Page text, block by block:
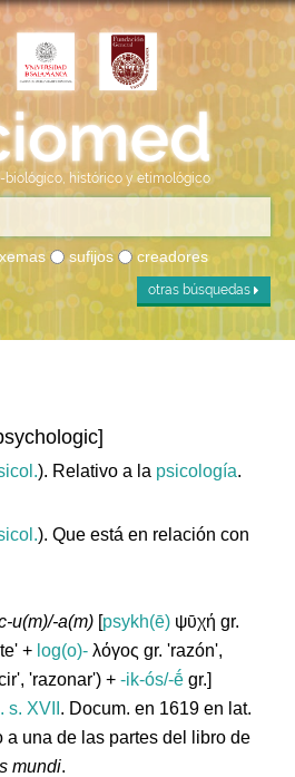
biológico, histórico y etimológico
sufijos creadores
otras búsquedas
). Relativo a la psicología.
). Que está en relación con
u(m)/-a(m) [psykh(ē) ψῡχή gr.
+ log(o)- λόγος gr. 'razón',
'razonar') +-ik-ós/-ḗ gr.]
s. XVII . Docum. en 1619 en lat.
a una de las partes del libro de
mundi.